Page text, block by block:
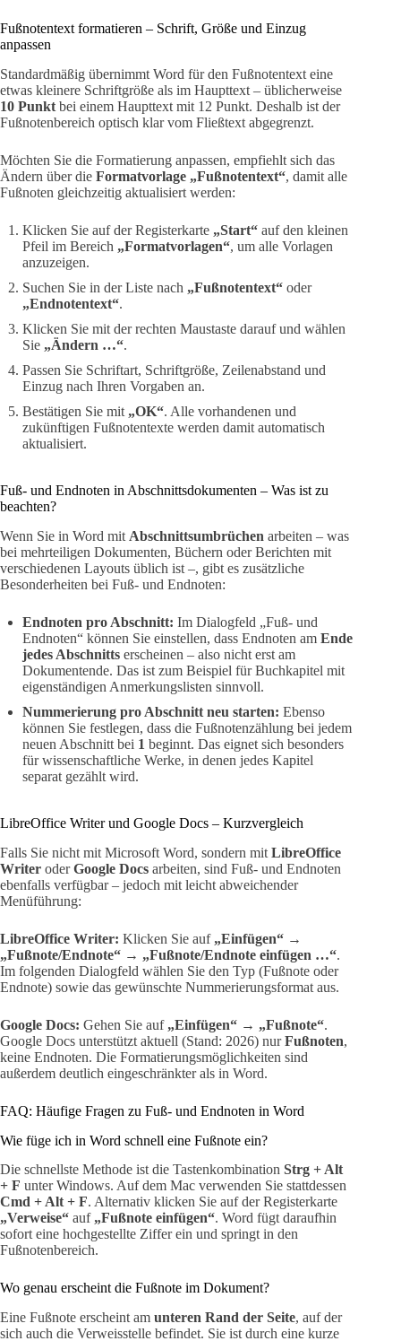
Fußnotentext formatieren – Schrift, Größe und Einzug
anpassen
Standardmäßig übernimmt Word für den Fußnotentext eine
etwas kleinere Schriftgröße als im Haupttext – üblicherweise
10 Punkt bei einem Haupttext mit 12 Punkt. Deshalb ist der
Fußnotenbereich optisch klar vom Fließtext abgegrenzt.
Möchten Sie die Formatierung anpassen, empfiehlt sich das
Ändern über die Formatvorlage „Fußnotentext“, damit alle
Fußnoten gleichzeitig aktualisiert werden:
Klicken Sie auf der Registerkarte „Start“ auf den kleinen
Pfeil im Bereich „Formatvorlagen“, um alle Vorlagen
anzuzeigen.
Suchen Sie in der Liste nach „Fußnotentext“ oder
„Endnotentext“.
Klicken Sie mit der rechten Maustaste darauf und wählen
Sie „Ändern …“.
Passen Sie Schriftart, Schriftgröße, Zeilenabstand und
Einzug nach Ihren Vorgaben an.
Bestätigen Sie mit „OK“. Alle vorhandenen und
zukünftigen Fußnotentexte werden damit automatisch
aktualisiert.
Fuß- und Endnoten in Abschnittsdokumenten – Was ist zu
beachten?
Wenn Sie in Word mit Abschnittsumbrüchen arbeiten – was
bei mehrteiligen Dokumenten, Büchern oder Berichten mit
verschiedenen Layouts üblich ist –, gibt es zusätzliche
Besonderheiten bei Fuß- und Endnoten:
Endnoten pro Abschnitt: Im Dialogfeld „Fuß- und
Endnoten“ können Sie einstellen, dass Endnoten am Ende
jedes Abschnitts erscheinen – also nicht erst am
Dokumentende. Das ist zum Beispiel für Buchkapitel mit
eigenständigen Anmerkungslisten sinnvoll.
Nummerierung pro Abschnitt neu starten: Ebenso
können Sie festlegen, dass die Fußnotenzählung bei jedem
neuen Abschnitt bei 1 beginnt. Das eignet sich besonders
für wissenschaftliche Werke, in denen jedes Kapitel
separat gezählt wird.
LibreOffice Writer und Google Docs – Kurzvergleich
Falls Sie nicht mit Microsoft Word, sondern mit LibreOffice
Writer oderGoogle Docs arbeiten, sind Fuß- und Endnoten
ebenfalls verfügbar – jedoch mit leicht abweichender
Menüführung:
LibreOffice Writer: Klicken Sie auf „Einfügen“ →
„Fußnote/Endnote“ → „Fußnote/Endnote einfügen …“.
Im folgenden Dialogfeld wählen Sie den Typ (Fußnote oder
Endnote) sowie das gewünschte Nummerierungsformat aus.
Google Docs: Gehen Sie auf „Einfügen“ → „Fußnote“.
Google Docs unterstützt aktuell (Stand: 2026) nurFußnoten,
keine Endnoten. Die Formatierungsmöglichkeiten sind
außerdem deutlich eingeschränkter als in Word.
FAQ: Häufige Fragen zu Fuß- und Endnoten in Word
Wie füge ich in Word schnell eine Fußnote ein?
Die schnellste Methode ist die Tastenkombination Strg + Alt
+ F unter Windows. Auf dem Mac verwenden Sie stattdessen
Cmd + Alt + F. Alternativ klicken Sie auf der Registerkarte
„Verweise“ auf „Fußnote einfügen“. Word fügt daraufhin
sofort eine hochgestellte Ziffer ein und springt in den
Fußnotenbereich.
Wo genau erscheint die Fußnote im Dokument?
Eine Fußnote erscheint am unteren Rand der Seite, auf der
sich auch die Verweisstelle befindet. Sie ist durch eine kurze